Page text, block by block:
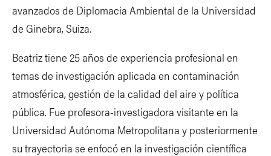
avanzados de Diplomacia Ambiental de la Universidad
de Ginebra, Suiza.
Beatriz tiene 25 años de experiencia profesional en
temas de investigación aplicada en contaminación
atmosférica, gestión de la calidad del aire y política
pública. Fue profesora-investigadora visitante en la
Universidad Autónoma Metropolitana y posteriormente
su trayectoria se enfocó en la investigación científica